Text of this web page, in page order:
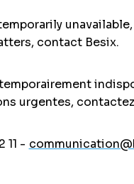
contact Besix.
urgentes,
11 -